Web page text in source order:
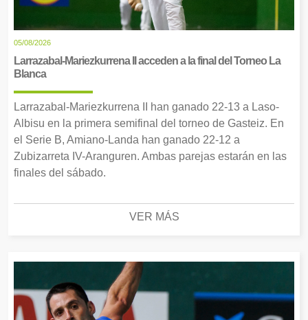
05/08/2026
Larrazabal-Mariezkurrena II acceden a la final del Torneo La
Blanca
Larrazabal-Mariezkurrena II han ganado 22-13 a Laso-
Albisu en la primera semifinal del torneo de Gasteiz. En
el Serie B, Amiano-Landa han ganado 22-12 a
Zubizarreta IV-Aranguren. Ambas parejas estarán en las
finales del sábado.
VER MÁS